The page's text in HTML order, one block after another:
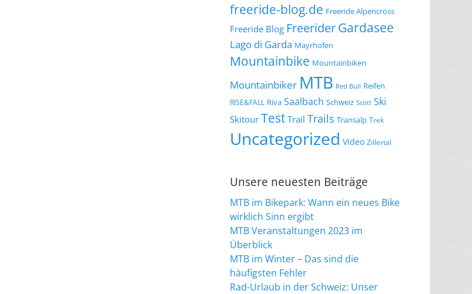
freeride-blog.de Freeride Alpencross
Freeride Blog FreeriderGardasee
Lago di Garda Mayrhofen
Mountainbike Mountainbiken
Mountainbiker MTB Red Bull Reifen
RISE&FALL Riva Saalbach Schweiz Scott Ski
Skitour Test Trail Trails Transalp Trek
Uncategorized Video Zillertal
Unsere neuesten Beiträge
MTB im Bikepark: Wann ein neues Bike
wirklich Sinn ergibt
MTB Veranstaltungen 2023 im
Überblick
MTB im Winter – Das sind die
häufigsten Fehler
Rad-Urlaub in der Schweiz: Unser